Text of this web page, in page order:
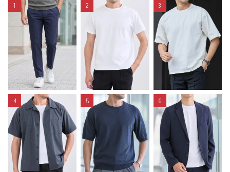
1 2 3
4 5 6